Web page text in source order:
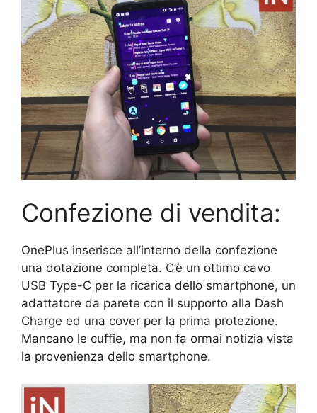
Confezione di vendita:
OnePlus inserisce all’interno della confezione
una dotazione completa. C’è un ottimo cavo
USB Type-C per la ricarica dello smartphone, un
adattatore da parete con il supporto alla Dash
Charge ed una cover per la prima protezione.
Mancano le cuffie, ma non fa ormai notizia vista
la provenienza dello smartphone.